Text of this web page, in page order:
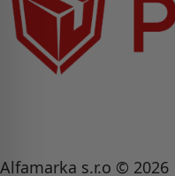
Alfamarka s.r.o © 2026